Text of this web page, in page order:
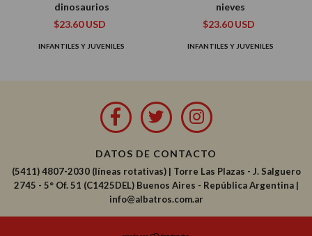
dinosaurios
$23.60 USD
INFANTILES Y JUVENILES
nieves
$23.60 USD
INFANTILES Y JUVENILES
DATOS DE CONTACTO
(5411) 4807-2030 (líneas rotativas)| Torre Las Plazas - J. Salguero
2745 - 5° Of. 51 (C1425DEL) Buenos Aires - República Argentina |
info@albatros.com.ar